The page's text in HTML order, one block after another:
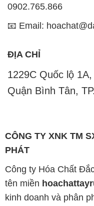
0902.765.866
📧 Email:
ĐỊA CHỈ
1229C Quốc lộ
Quận Bình Tân,
CÔNG TY XNK TM
PHÁT
Công ty Hóa Chất
tên miền
kinh doanh và phân